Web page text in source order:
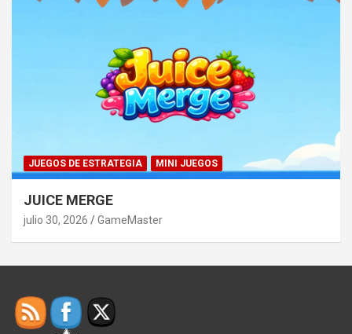
JUEGOS DE ESTRATEGIA MINI JUEGOS
JUICE MERGE
julio 30, 2026 GameMaster